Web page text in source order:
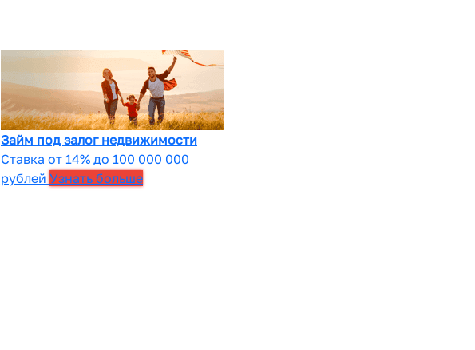
Займ под залог недвижимости
Ставка от 14% до 100 000 000
рублей Узнать больше